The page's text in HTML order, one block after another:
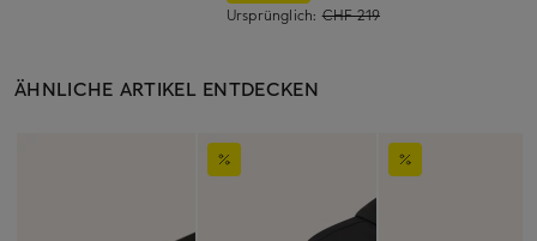
Ursprünglich:CHF 219
ÄHNLICHE ARTIKEL ENTDECKEN